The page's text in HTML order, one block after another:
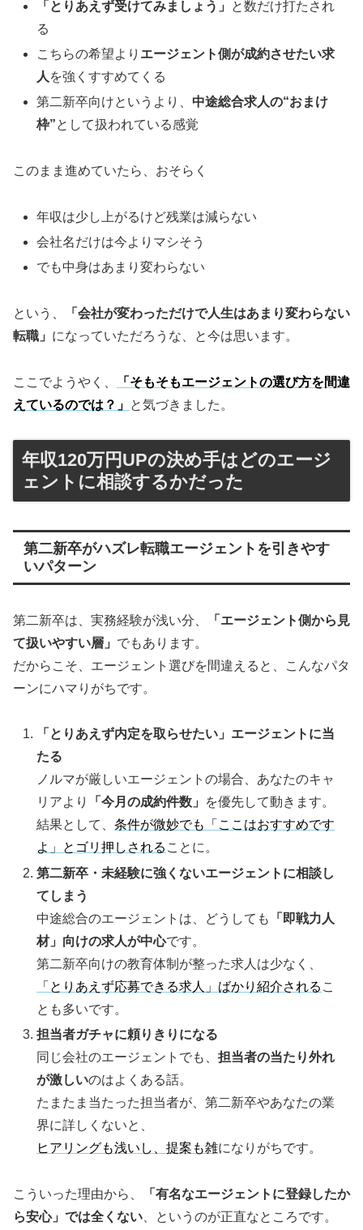
「とりあえず受けてみましょう」
と数だけ打たされ
る
こちらの希望より エージェント側が成約させたい求
人 を強くすすめてくる
第二新卒向けというより、 中途総合求人の“おまけ
枠”として扱われている感覚
このまま進めていたら、おそらく
年収は少し上がるけど残業は減らない
会社名だけは今よりマシそう
でも中身はあまり変わらない
という、
「会社が変わっただけで人生はあまり変わらない
転職」 になっていただろうな、と今は思います。
ここでようやく、
「そもそもエージェントの選び方を間違
えているのでは？」 と気づきました。
年収120万円UPの決め手はどのエージ
ェントに相談するかだった
第二新卒がハズレ転職エージェントを引きやす
いパターン
第二新卒は、実務経験が浅い分、
「エージェント側から見
て扱いやすい層」 でもあります。
だからこそ、エージェント選びを間違えると、こんなパタ
ーンにハマりがちです。
「とりあえず内定を取らせたい」エージェントに当
たる
ノルマが厳しいエージェントの場合、あなたのキャ
リアより
「今月の成約件数」
を優先して動きます。
結果として、条件が微妙でも「ここはおすすめです
よ」とゴリ押しされる ことに。
第二新卒・未経験に強くないエージェントに相談し
てしまう
中途総合のエージェントは、どうしても
「即戦力人
材」向けの求人が中心です。
第二新卒向けの教育体制が整った求人は少なく、
「とりあえず応募できる求人」ばかり紹介される こ
とも多いです。
担当者ガチャに頼りきりになる
同じ会社のエージェントでも、担当者の当たり外れ
が激しいのはよくある話。
たまたま当たった担当者が、第二新卒やあなたの業
界に詳しくないと、
ヒアリングも浅いし、提案も雑になりがちです。
こういった理由から、
「有名なエージェントに登録したか
ら安心」では全くない 、というのが正直なところです。